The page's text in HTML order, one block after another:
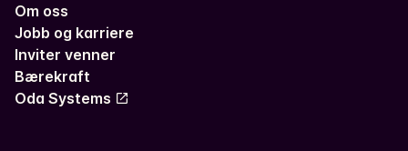
Om oss
Jobb og karriere
Inviter venner
Bærekraft
Oda Systems